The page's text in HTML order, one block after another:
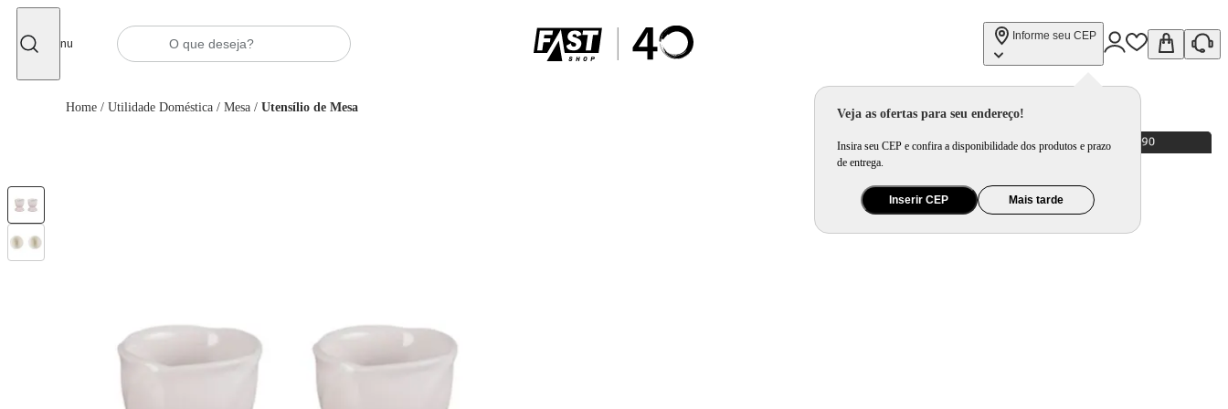
Menu
Informe seu CEP
Veja as ofertas para seu endereço!
Insira seu CEP e confira a disponibilidade dos produtos e prazo
de entrega.
Inserir CEP Mais tarde
Home / Utilidade Doméstica / Mesa / Utensílio de Mesa